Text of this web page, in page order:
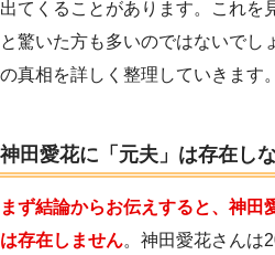
出てくることがあります。これを
と驚いた方も多いのではないでし
の真相を詳しく整理していきます。
神田愛花に「元夫」は存在し
まず結論からお伝えすると、神田
は存在しません。神田愛花さんは